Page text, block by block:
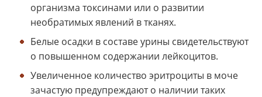
организма токсинами или о развитии
необратимых явлений в тканях.
Белые осадки в составе урины свидетельствуют
о повышенном содержании лейкоцитов.
Увеличенное количество эритроциты в моче
зачастую предупреждают о наличии таких